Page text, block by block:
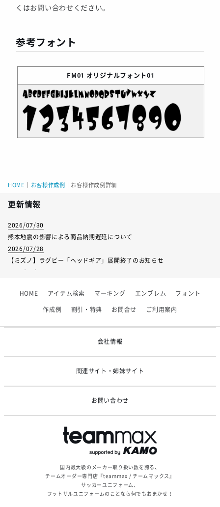
くはお問い合わせください。
参考フォント
FM01 オリジナルフォント01
HOME お客様作成例 お客様作成例詳細
更新情報
2026/07/30
熊本地震の影響による商品納期遅延について
2026/07/28
【ミズノ】ラグビー「ヘッドギア」展開終了のお知らせ
2026/06/09
【アシックス】一部商品「生地の在庫限り」廃盤のお知らせ
HOME アイテム検索 マーキング エンブレム フォント
作成例 割引・特典 お問合せ ご利用案内
会社情報
関連サイト・姉妹サイト
お問い合わせ
国内最大級のメーカー取り扱い数を誇る、
チームオーダー専門店『teammax / チームマックス』
サッカーユニフォーム、
フットサルユニフォームのことなら何でもおまかせ！